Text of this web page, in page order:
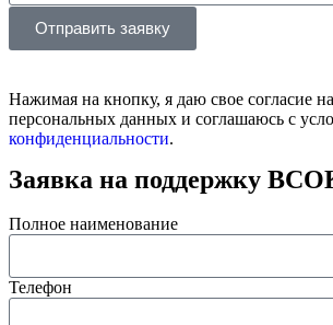
Отправить заявку
Нажимая на кнопку, я даю свое согласие
персональных данных и соглашаюсь с
конфиденциальности.
Заявка на поддержку
Полное наименование
Телефон